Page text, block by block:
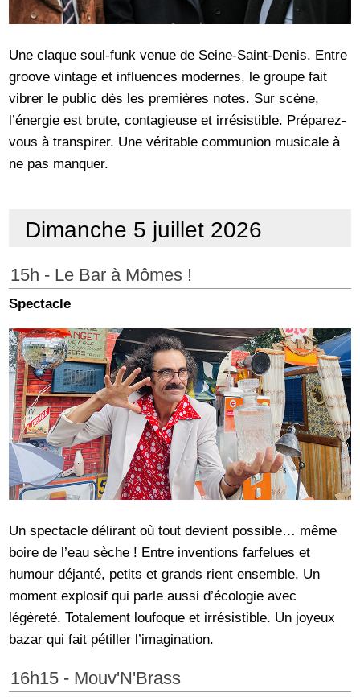
Une claque soul-funk venue de Seine-Saint-Denis. Entre
groove vintage et influences modernes, le groupe fait
vibrer le public dès les premières notes. Sur scène,
l’énergie est brute, contagieuse et irrésistible. Préparez-
vous à transpirer. Une véritable communion musicale à
ne pas manquer.
Dimanche 5 juillet 2026
15h - Le Bar à Mômes !
Spectacle
Un spectacle délirant où tout devient possible… même
boire de l’eau sèche ! Entre inventions farfelues et
humour déjanté, petits et grands rient ensemble. Un
moment explosif qui parle aussi d’écologie avec
légèreté. Totalement loufoque et irrésistible. Un joyeux
bazar qui fait pétiller l’imagination.
16h15 - Mouv'N'Brass